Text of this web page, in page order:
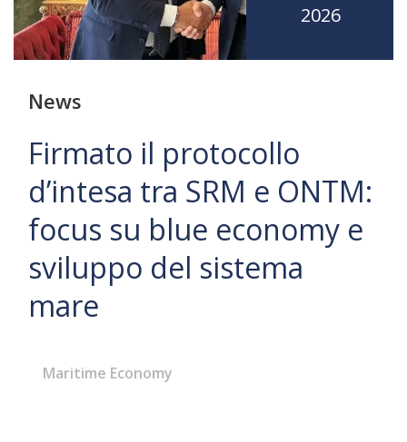
2026
News
Firmato il protocollo
d’intesa tra SRM e ONTM:
focus su blue economy e
sviluppo del sistema
mare
Maritime Economy